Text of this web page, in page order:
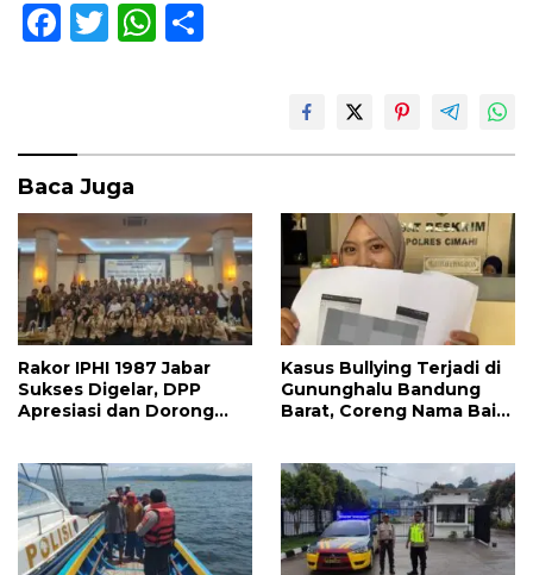
F
o
o
k
T W
p
p
Baca Juga
Rakor IPHI 1987 Jabar
Sukses Digelar, DPP
Apresiasi dan Dorong
Kasus Bullying Terjadi di
Gununghalu Bandung
Barat, Coreng Nama Baik